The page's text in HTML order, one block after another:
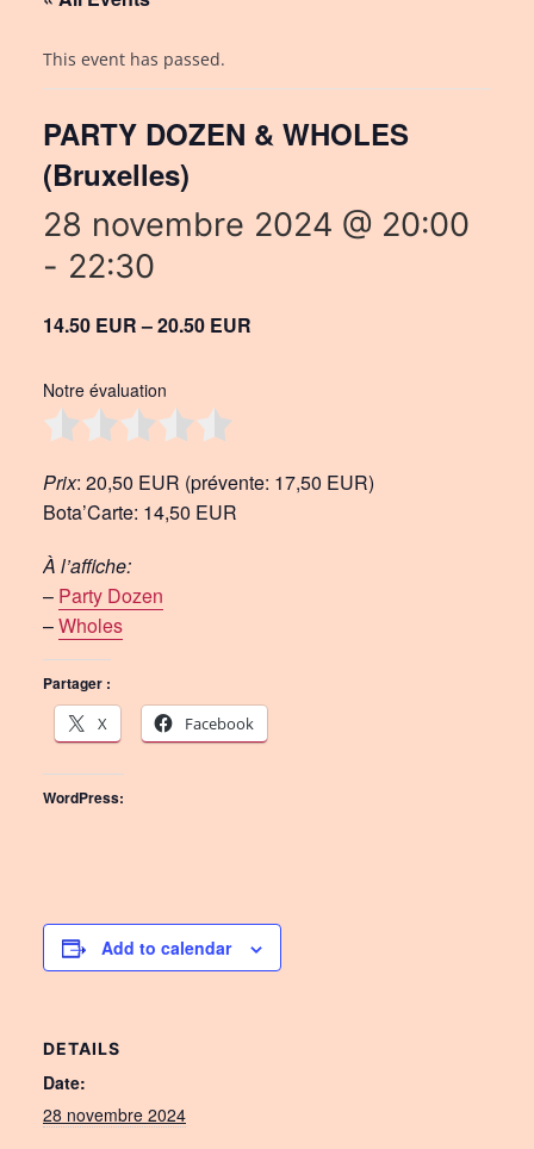
This event has passed.
PARTY DOZEN & WHOLES
(Bruxelles)
28 novembre 2024 @ 20:00
- 22:30
14.50 EUR – 20.50 EUR
Notre évaluation
Prix: 20,50 EUR (prévente: 17,50 EUR)
Bota’Carte: 14,50 EUR
À l’affiche:
– Party Dozen
–Wholes
Partager :
X
Facebook
WordPress:
Add to calendar
DETAILS
Date:
28 novembre 2024